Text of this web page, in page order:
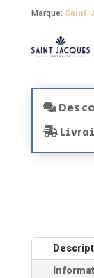
Marque: Saint
Des